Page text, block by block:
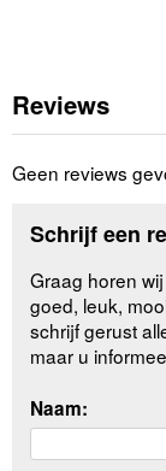
Reviews
Geen reviews
Schrijf een
Graag horen
goed, leuk,
schrijf gerust
maar u
Naam: